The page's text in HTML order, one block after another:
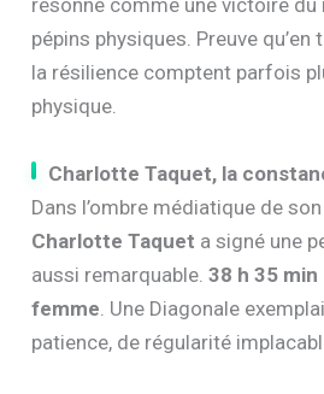
résonne comme une victoire du
pépins physiques. Preuve qu’en
la résilience comptent parfois
physique.
Charlotte Taquet, la
Dans l’ombre médiatique de
Charlotte Taquet a signé une
aussi remarquable.38 h 35 min
femme . Une Diagonale
patience, de régularité